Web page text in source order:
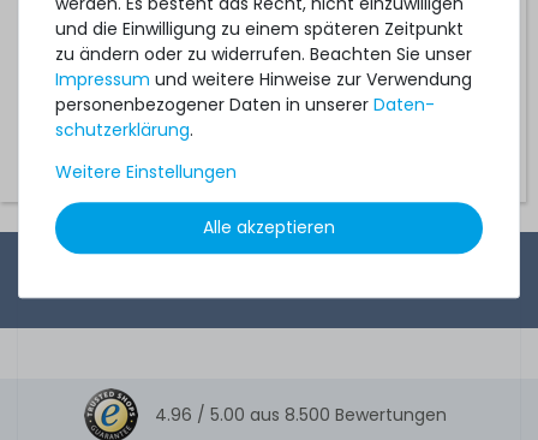
1-2 Tage*
1.199,99 € *
4.96 / 5.00 aus 8.500 Bewertungen
und die Einwilligung zu einem späteren Zeitpunkt
zu ändern oder zu widerrufen. Beachten Sie unser
Impressum und weitere Hinweise zur Verwendung
personenbezogener Daten in unserer Daten­
schutz­erklärung.
Weitere Einstellungen
Alle akzeptieren